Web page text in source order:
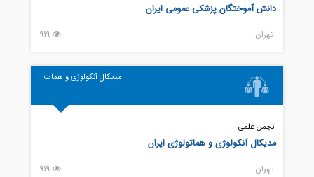
دانش آموختگان پزشکی عمومی ایران
تهران 919
مدیکال آنکولوژی و همات...
انجمن علمی
مدیکال آنکولوژی و هماتولوژی ایران
تهران 919